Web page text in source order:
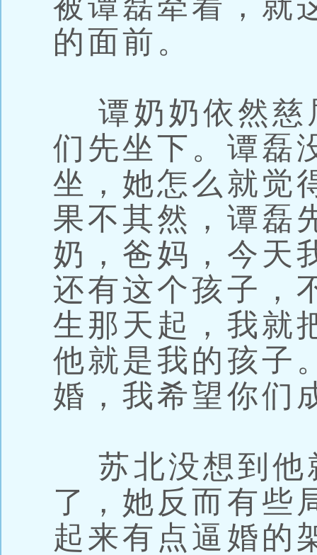
的面前。
谭奶奶依然慈
们先坐下。谭磊
坐，她怎么就觉
果不其然，谭磊
奶，爸妈，今天
还有这个孩子，
生那天起，我就
他就是我的孩子
婚，我希望你们
苏北没想到他
了，她反而有些
起来有点逼婚的